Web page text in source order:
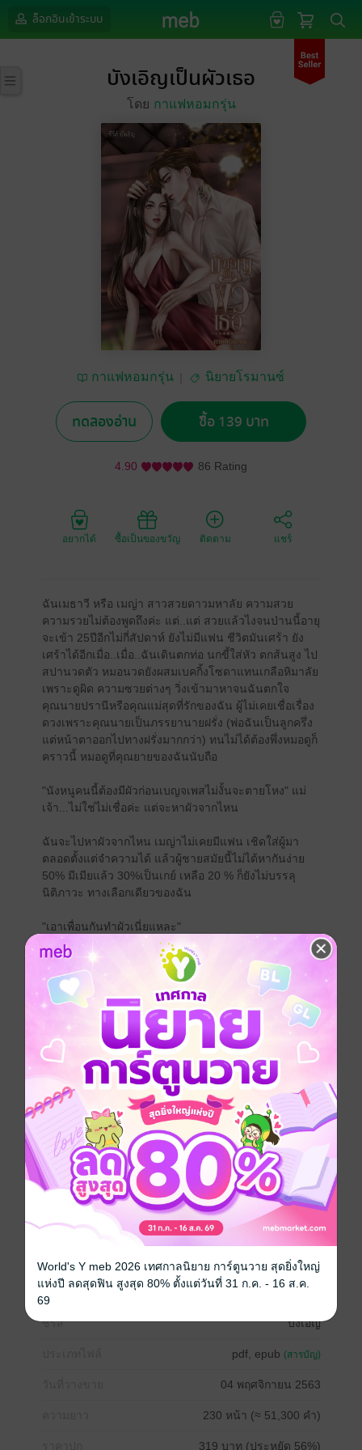
ล็อกอินเข้าระบบ
บังเอิญเป็นผัวเธอ
โดย กาแฟหอมกรุ่น
กาแฟหอมกรุ่น นิยายโรมานซ์
ทดลองอ่าน ซื้อ 139 บาท
4.90 86 Rating
อยากได้ ซื้อเป็นของขวัญ ติดตาม แชร์
ฉันเมธาวี หรือ เมญ่า สาวสวยดาวมหาลัย ความสวย
ความรวยไม่ต้องพูดถึงค่ะ แต่..แต่ สวยแล้วไงจนป่านนี้อายุ
จะเข้า 25ปีอีกไม่กี่สัปดาห์ ยังไม่มีแฟน ชีวิตมันเศร้า ยัง
เศร้าได้อีกเมื่อ..เมื่อ..ฉันเดินตกท่อ นกขี้ใส่หัว ตกส้นสูง ไป
สปานวดตัว หมอนวดยังผสมเบคกิ้งโซดาแทนเกลือหิมาลัย
เพราะดูผิด ความซวยต่างๆ วิ่งเข้ามาหาจนฉันตกใจ
คุณนายปรานีหรือคุณแม่สุดที่รักของฉัน ผู้ไม่เคยเชื่อเรื่อง
ดวงเพราะคุณนายเป็นภรรยานายฝรั่ง (พ่อฉันเป็นลูกครึ่ง
แต่หน้าตาออกไปทางฝรั่งมากกว่า) ทนไม่ได้ต้องพึ่งหมอดูก็
คราวนี้ หมอดูที่คุณยายของฉันนับถือ
"นังหนูคนนี้ต้องมีผัวก่อนเบญจเพสไม่งั้นจะตายโหง" แม่
เจ้า...ไม่ใช่ไม่เชื่อค่ะ แต่จะหาผัวจากไหน
ฉันจะไปหาผัวจากไหน เมญ่าไม่เคยมีแฟน เชิดใส่ผู้มา
ตลอดตั้งแต่จำความได้ แล้วผู้ชายสมัยนี้ไม่ได้หากันง่าย
50% มีเมียแล้ว 30%เป็นเกย์ เหลือ 20 % ก็ยังไม่บรรลุ
นิติภาวะ ทางเลือกเดียวของฉัน
"เอาเพื่อนกันทำผัวเนี่ยแหละ"
ปุณกรณ์ หรือหมอปั้น เป็นเพื่อนสนิทของเมญ่า ตั้งแต่สมัย
เรียนมัธยม เขาคนนี้แหละทางรอดทางเดียวของเมญ่า
"เอาเพื่อนกันก็ยังดีกว่าเอากับใครไม่รู้จัก"
คำปลอมใจของเมญ่าที่พูดกับตัวเอง
บังเอิญเป็นผัวเธอ (หมอปั้น เมญ่า) -จำหน่ายแล้ว
บังเอิญรัก..ลึกซึ้ง (หมอก้อง ทานตะวัน) - จำหน่ายแล้ว
บังเอิญ..เผลอใจ (หมอพี น้อยหน่า) - จำหน่ายแล้ว
บังเอิญ..หลงเธอ (หมอของขวัญ เมธัช) จำหน่ายแล้ว
==================
ใครที่อ่านออนไลน์มาแล้ว ให้อ่านใหม่ตั้งแต่ต้นนะคะ
เพราะมีการแก้ไขเนื้อเรื่องให้สมจริง
โหลด sample อ่านก่อนนะคะ
******
ปกนิยายและภาพประกอบเป็นฝีมือโดยนักวาดมืออาชีพ
ลิขสิทธิ์ปกเป็นของกาแฟหอมกรุ่น ไม่อนุญาตให้ก็อปปี้
ดัดแปลงทำซ้ำหรือนำภาพไปเจนเอไอ หากนักอ่านหรือนัก
วาดพบเห็นสามารถแจ้งได้ที่เพจ กาแฟหอมกรุ่น
โรมานซ์ โรแมนติก 18+ อีโรติก
ซีรีส์ บังเอิญ
pdf, epub (สารบัญ)
04 พฤศจิกายน 2563
230 หน้า (≈ 51,300 คำ)
319 บาท (ประหยัด 56%)
World's Y meb 2026 เทศกาลนิยาย การ์ตูนวาย สุดยิ่งใหญ่
แห่งปี ลดสุดฟิน สูงสุด 80% ตั้งแต่วันที่ 31 ก.ค. - 16 ส.ค.
69